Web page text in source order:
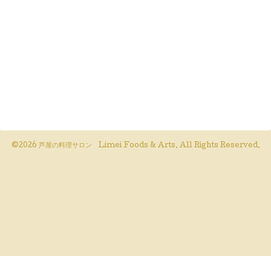
©2026 芦屋の料理サロン Limei Foods & Arts. All Rights Reserved.